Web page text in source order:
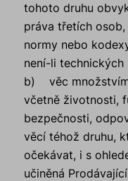
tohoto druhu
práva třetích
normy nebo
není-li technických
b) věc
včetně životnosti,
bezpečnosti,
věcí téhož druhu,
očekávat, i s
učiněná